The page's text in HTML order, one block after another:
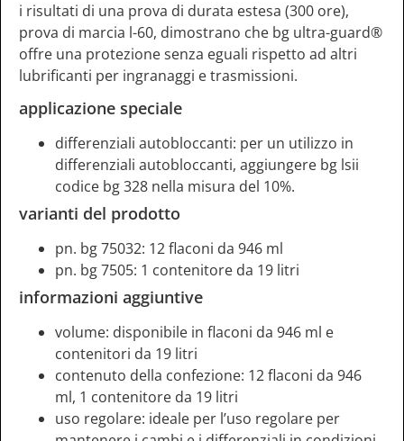
i risultati di una prova di durata estesa (300 ore),
prova di marcia l-60, dimostrano che bg ultra-guard®
offre una protezione senza eguali rispetto ad altri
lubrificanti per ingranaggi e trasmissioni.
applicazione speciale
differenziali autobloccanti: per un utilizzo in
differenziali autobloccanti, aggiungere bg lsii
codice bg 328 nella misura del 10%.
varianti del prodotto
pn. bg 75032: 12 flaconi da 946 ml
pn. bg 7505: 1 contenitore da 19 litri
informazioni aggiuntive
volume: disponibile in flaconi da 946 ml e
contenitori da 19 litri
contenuto della confezione: 12 flaconi da 946
ml, 1 contenitore da 19 litri
uso regolare: ideale per l’uso regolare per